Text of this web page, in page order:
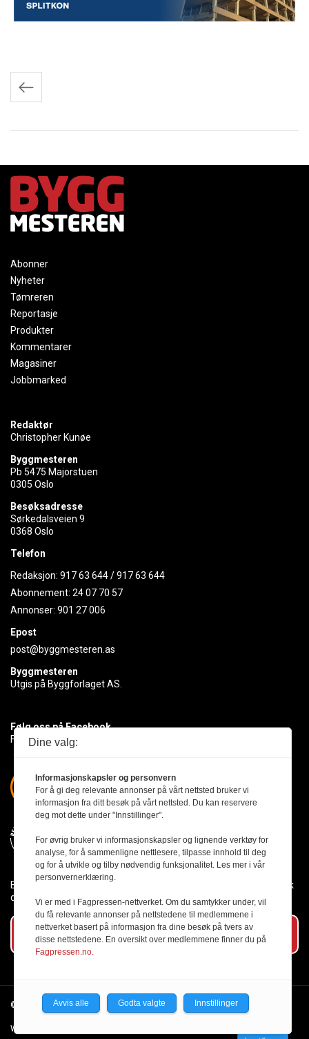
Innleggnavigasjon
Abonner
Nyheter
Tømreren
Reportasje
Produkter
Kommentarer
Magasiner
Jobbmarked
Redaktør
Christopher Kunøe
Byggmesteren
Pb 5475 Majorstuen
0305 Oslo
Besøksadresse
Sørkedalsveien 9
0368 Oslo
Telefon
Redaksjon: 917 63 644/917 63 644
Abonnement: 24 07 70 57
Annonser: 901 27 006
Epost
post@byggmesteren.as
Byggmesteren
Utgis på Byggforlaget AS.
Følg oss på Facebook
Få med deg det siste innen byggebransjen
Byggmesteren følger Vær Varsom-plakaten og presseetikken slik
den er nedfelt i Redaktørplakaten.
Abonner på vårt nyhetsbrev
© 2026 Byggmesteren. Personvernerklæring.
Webutvikling av Creatur
Dine valg:
Informasjonskapsler og personvern
For å gi deg relevante annonser på vårt nettsted bruker vi
informasjon fra ditt besøk på vårt nettsted. Du kan reservere
deg mot dette under "Innstillinger".
For øvrig bruker vi informasjonskapsler og lignende verktøy for
analyse, for å sammenligne nettlesere, tilpasse innhold til deg
og for å utvikle og tilby nødvendig funksjonalitet. Les mer i vår
personvernerklæring.
Vi er med i Fagpressen-nettverket. Om du samtykker under, vil
du få relevante annonser på nettstedene til medlemmene i
nettverket basert på informasjon fra dine besøk på tvers av
disse nettstedene. En oversikt over medlemmene finner du på
Fagpressen.no.
Avvis alle Godta valgte Innstillinger